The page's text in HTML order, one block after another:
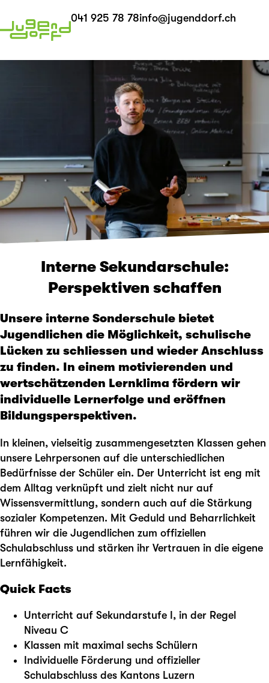
041 925 78 78info@jugenddorf.ch
Interne Sekundarschule:
Perspektiven schaffen
Unsere interne Sonderschule bietet
Jugendlichen die Möglichkeit, schulische
Lücken zu schliessen und wieder Anschluss
zu finden. In einem motivierenden und
wertschätzenden Lernklima fördern wir
individuelle Lernerfolge und eröffnen
Bildungsperspektiven.
In kleinen, vielseitig zusammengesetzten Klassen gehen
unsere Lehrpersonen auf die unterschiedlichen
Bedürfnisse der Schüler ein. Der Unterricht ist eng mit
dem Alltag verknüpft und zielt nicht nur auf
Wissensvermittlung, sondern auch auf die Stärkung
sozialer Kompetenzen. Mit Geduld und Beharrlichkeit
führen wir die Jugendlichen zum offiziellen
Schulabschluss und stärken ihr Vertrauen in die eigene
Lernfähigkeit.
Quick Facts
Unterricht auf Sekundarstufe I, in der Regel
Niveau C
Klassen mit maximal sechs Schülern
Individuelle Förderung und offizieller
Schulabschluss des Kantons Luzern